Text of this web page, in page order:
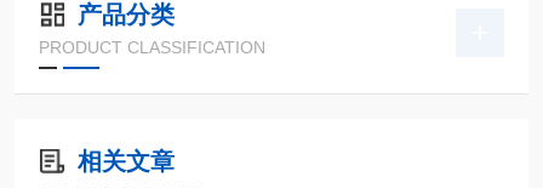
产品分类
PRODUCT CLASSIFICATION
相关文章